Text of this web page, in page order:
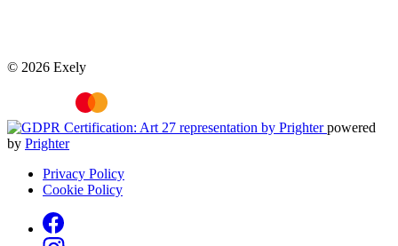
© 2026 Exely
powered
by Prighter
Privacy Policy
Cookie Policy